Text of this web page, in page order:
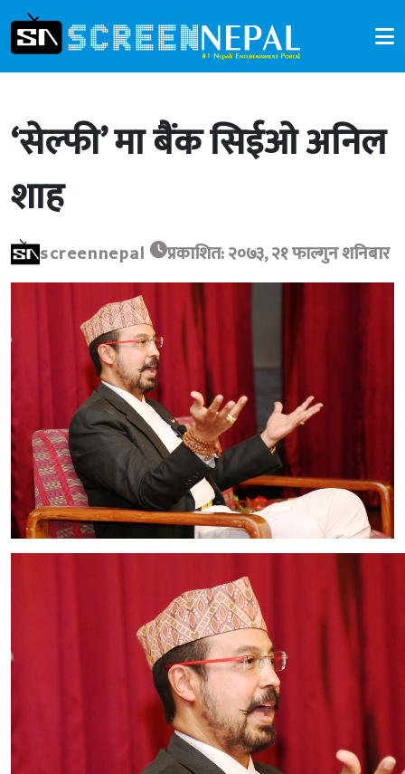
‘सेल्फी’ मा बैंक सिईओ अनिल
शाह
screennepal प्रकाशित: २०७३, २१ फाल्गुन शनिबार